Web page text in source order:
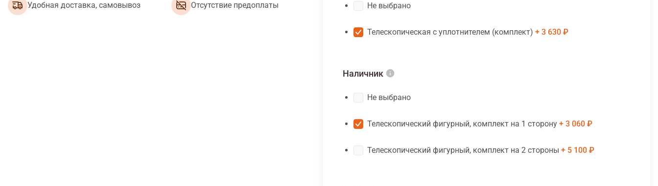
Удобная доставка, самовывоз Отсутствие предоплаты Не выбрано
Телескопическая с уплотнителем (комплект) 3 630 ₽
Наличник
Не выбрано
Телескопический фигурный, комплект на 1 сторону 3 060 ₽
Телескопический фигурный, комплект на 2 стороны 5 100 ₽